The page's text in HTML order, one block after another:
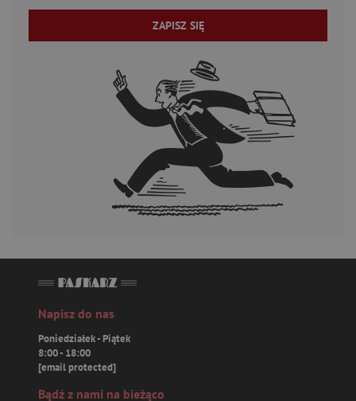
ZAPISZ SIĘ
Napisz do nas
Poniedziałek - Piątek
8:00 - 18:00
[email protected]
Bądź z nami na bieżąco